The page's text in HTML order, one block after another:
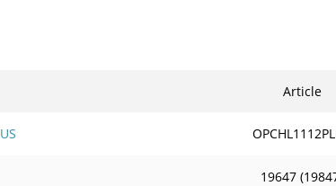
Article
19647